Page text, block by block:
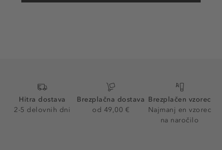
Hitra dostava
2-5 delovnih dni
Brezplačna dostava
od 49,00 €
Brezplačen vzorec
Najmanj en vzorec
na naročilo